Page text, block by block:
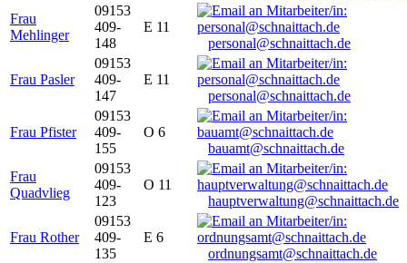
Frau
Mehlinger
09153
409-
148
E 11
personal@schnaittach.de
Frau Pasler
09153
409-
147
E 11
personal@schnaittach.de
Frau Pfister
09153
409-
155
O 6
bauamt@schnaittach.de
Frau
Quadvlieg
09153
409-
123
O 11
hauptverwaltung@schnaittach.de
Frau Rother
09153
409-
135
E 6
ordnungsamt@schnaittach.de